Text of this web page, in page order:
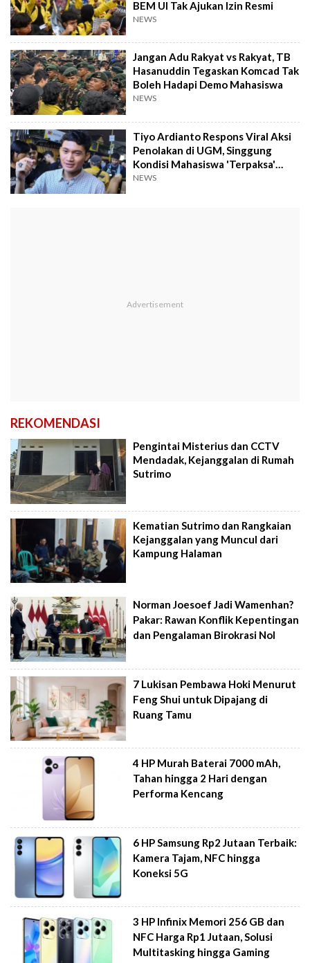
BEM UI Tak Ajukan Izin Resmi
NEWS
Jangan Adu Rakyat vs Rakyat, TB
Hasanuddin Tegaskan Komcad Tak
Boleh Hadapi Demo Mahasiswa
NEWS
Tiyo Ardianto Respons Viral Aksi
Penolakan di UGM, Singgung
Kondisi Mahasiswa 'Terpaksa'
Demo
NEWS
REKOMENDASI
Pengintai Misterius dan CCTV
Mendadak, Kejanggalan di Rumah
Sutrimo
Kematian Sutrimo dan Rangkaian
Kejanggalan yang Muncul dari
Kampung Halaman
Norman Joesoef Jadi Wamenhan?
Pakar: Rawan Konflik Kepentingan
dan Pengalaman Birokrasi Nol
7 Lukisan Pembawa Hoki Menurut
Feng Shui untuk Dipajang di
Ruang Tamu
4 HP Murah Baterai 7000 mAh,
Tahan hingga 2 Hari dengan
Performa Kencang
6 HP Samsung Rp2 Jutaan Terbaik:
Kamera Tajam, NFC hingga
Koneksi 5G
3 HP Infinix Memori 256 GB dan
NFC Harga Rp1 Jutaan, Solusi
Multitasking hingga Gaming